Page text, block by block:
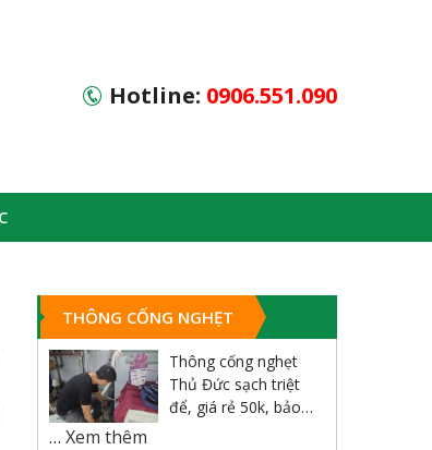
Hotline: 0906.551.090
THÔNG CỐNG NGHẸT
Thông cống nghẹt
Thủ Đức sạch triệt
để, giá rẻ 50k, bảo
…Xem thêm